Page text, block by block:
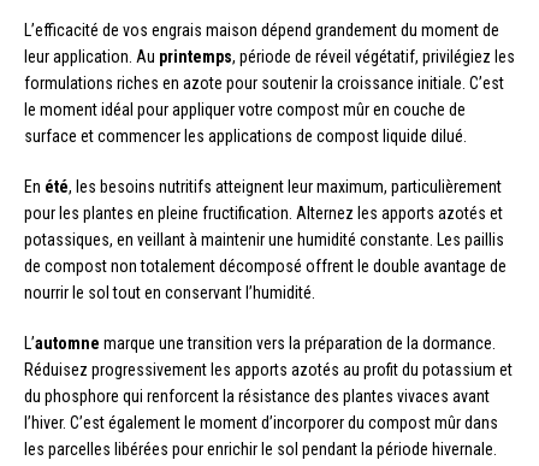
L’efficacité de vos engrais maison dépend grandement du moment de
leur application. Au printemps, période de réveil végétatif, privilégiez les
formulations riches en azote pour soutenir la croissance initiale. C’est
le moment idéal pour appliquer votre compost mûr en couche de
surface et commencer les applications de compost liquide dilué.
En été, les besoins nutritifs atteignent leur maximum, particulièrement
pour les plantes en pleine fructification. Alternez les apports azotés et
potassiques, en veillant à maintenir une humidité constante. Les paillis
de compost non totalement décomposé offrent le double avantage de
nourrir le sol tout en conservant l’humidité.
L’automne marque une transition vers la préparation de la dormance.
Réduisez progressivement les apports azotés au profit du potassium et
du phosphore qui renforcent la résistance des plantes vivaces avant
l’hiver. C’est également le moment d’incorporer du compost mûr dans
les parcelles libérées pour enrichir le sol pendant la période hivernale.